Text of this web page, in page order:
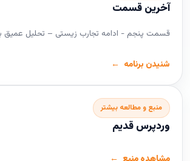
آخرین قسمت
قسمت پنجم - ادامه تجارب زیستی – تحلیل عمیق
شنیدن برنامه
منبع و مطالعه بیشتر
وردپرس قدیم